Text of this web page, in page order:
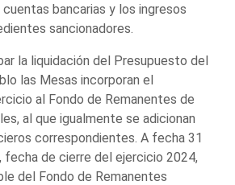
bancarias y los ingresos
sancionadores.
la liquidación del Presupuesto del
las Mesas incorporan el
al Fondo de Remanentes de
al que igualmente se adicionan
correspondientes. A fecha 31
fecha de cierre del ejercicio 2024,
del Fondo de Remanentes